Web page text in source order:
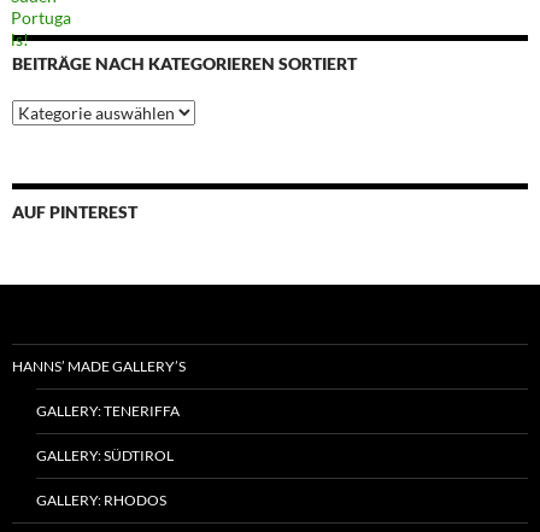
BEITRÄGE NACH KATEGORIEREN SORTIERT
Beiträge
nach
AUF PINTEREST
HANNS’ MADE GALLERY’S
GALLERY: TENERIFFA
GALLERY: SÜDTIROL
GALLERY: RHODOS